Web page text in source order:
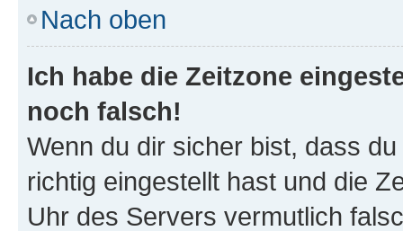
Nach oben
Ich habe die Zeitzone
noch falsch!
Wenn du dir sicher bist, dass
richtig eingestellt hast und die
Uhr des Servers vermutlich